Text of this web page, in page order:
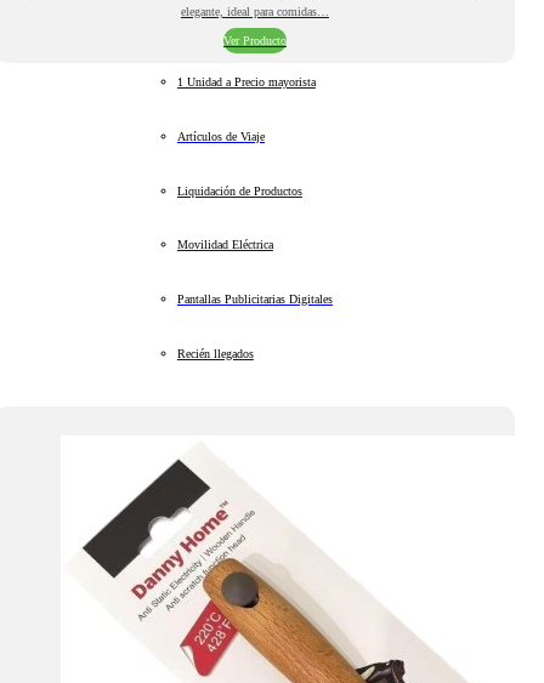
elegante, ideal para comidas…
Ver Producto
1 Unidad a Precio mayorista
Artículos de Viaje
Liquidación de Productos
Movilidad Eléctrica
Pantallas Publicitarias Digitales
Recién llegados